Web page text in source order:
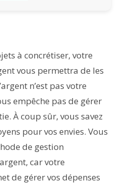
à concrétiser, votre
vous permettra de les
n’est pas votre
empêche pas de gérer
À coup sûr, vous savez
pour vos envies. Vous
de gestion
car votre
de gérer vos dépenses